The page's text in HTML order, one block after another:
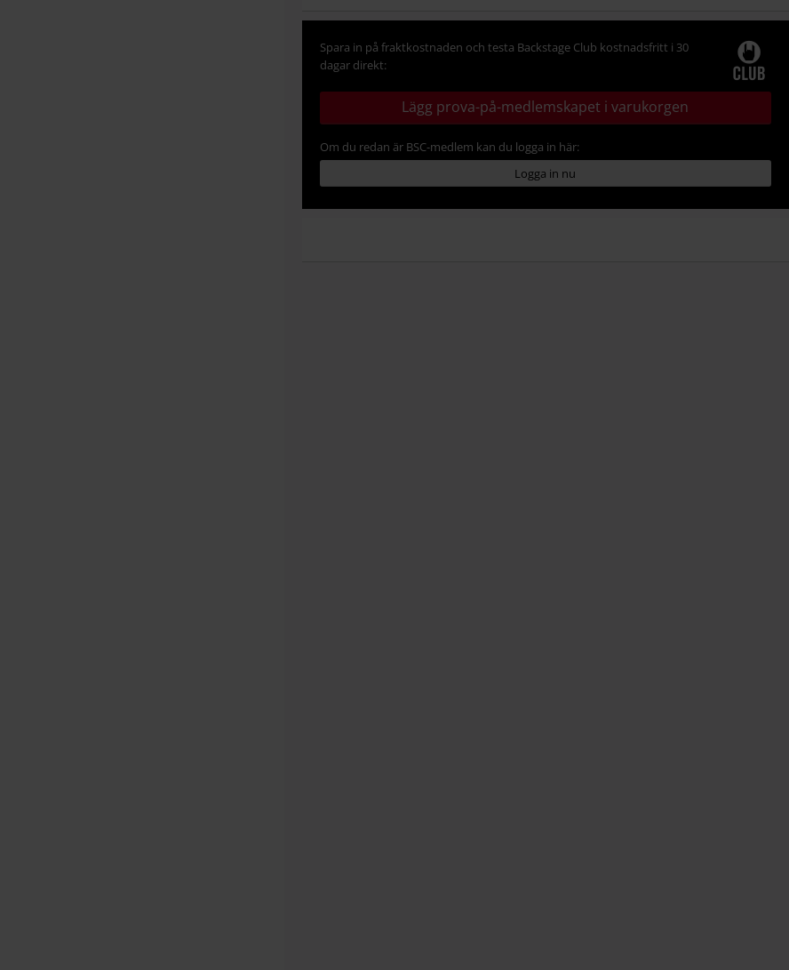
Spara in på fraktkostnaden och testa Backstage Club kostnadsfritt i 30
dagar direkt:
Lägg prova-på-medlemskapet i varukorgen
Om du redan är BSC-medlem kan du logga in här:
Logga in nu